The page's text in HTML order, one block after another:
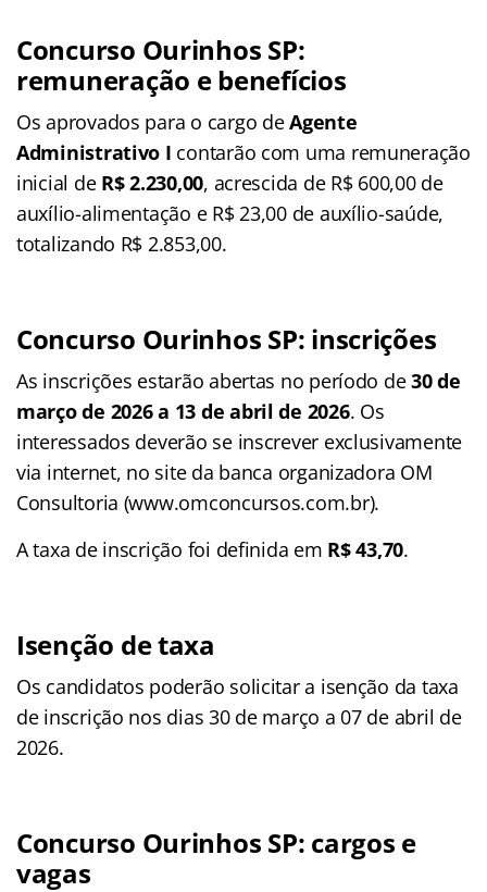
Concurso Ourinhos SP:
remuneração e benefícios
Os aprovados para o cargo deAgente
Administrativo I contarão com uma remuneração
inicial de R$ 2.230,00, acrescida de R$ 600,00 de
auxílio-alimentação e R$ 23,00 de auxílio-saúde,
totalizando R$ 2.853,00.
Concurso Ourinhos SP: inscrições
As inscrições estarão abertas no período de30 de
março de 2026 a 13 de abril de 2026. Os
interessados deverão se inscrever exclusivamente
via internet, no site da banca organizadora OM
Consultoria (www.omconcursos.com.br).
A taxa de inscrição foi definida em R$ 43,70.
Isenção de taxa
Os candidatos poderão solicitar a isenção da taxa
de inscrição nos dias 30 de março a 07 de abril de
2026.
Concurso Ourinhos SP: cargos e
vagas